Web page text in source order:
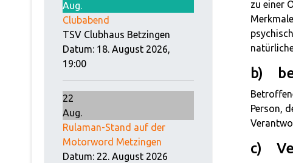
Aug.
Clubabend
TSV Clubhaus Betzingen
Datum: 18. August 2026,
19:00
22
Aug.
Rulaman-Stand auf der
Motorword Metzingen
Datum: 22. August 2026
zu einer
b)
Person,
c)